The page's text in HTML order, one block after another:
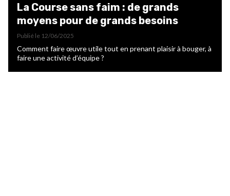
La Course sans faim : de grands
moyens pour de grands besoins
Publié le 12/06/2025
Comment faire œuvre utile tout en prenant plaisir à bouger, à
faire une activité d’équipe ?